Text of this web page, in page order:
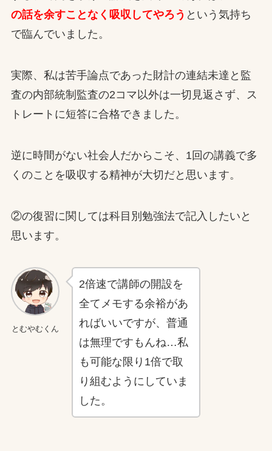
の話を余すことなく吸収してやろう という気持ち
で臨んでいました。
実際、私は苦手論点であった財計の連結未達と監
査の内部統制監査の2コマ以外は一切見返さず、ス
トレートに短答に合格できました。
逆に時間がない社会人だからこそ、1回の講義で多
くのことを吸収する精神が大切だと思います。
②の復習に関しては科目別勉強法で記入したいと
思います。
とむやむくん
2倍速で講師の開設を
全てメモする余裕があ
ればいいですが、普通
は無理ですもんね…私
も可能な限り1倍で取
り組むようにしていま
した。